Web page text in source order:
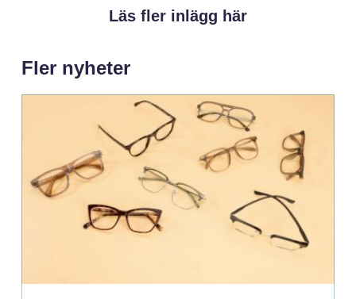
Läs fler inlägg här
Fler nyheter